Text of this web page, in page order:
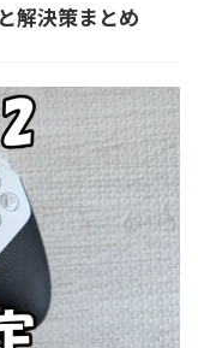
解決策まとめ